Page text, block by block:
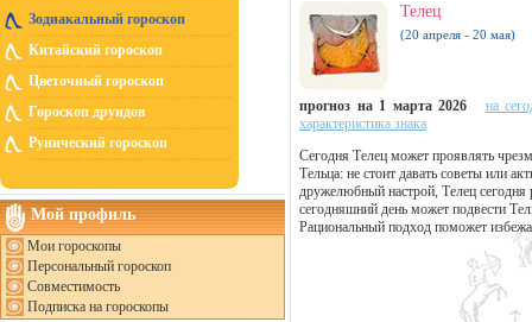
Зодиакальный гороскоп
Китайский гороскоп
Цветочный гороскоп
Гороскоп друидов
Рунический гороскоп
Мой профиль
Мои гороскопы
Персональный гороскоп
Совместимость
Подписка на гороскопы
Телец
(20 апреля - 20 мая)
прогноз на 1 марта 2026
на
характеристика знака
Сегодня Телец может проявлять
Тельца: не стоит давать советы или
дружелюбный настрой, Телец сегодня
сегодняшний день может подвести
Рациональный подход поможет